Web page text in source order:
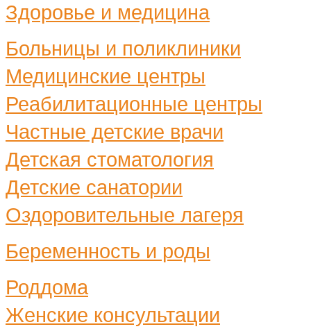
Здоровье и медицина
Больницы и поликлиники
Медицинские центры
Реабилитационные центры
Частные детские врачи
Детская стоматология
Детские санатории
Оздоровительные лагеря
Беременность и роды
Роддома
Женские консультации